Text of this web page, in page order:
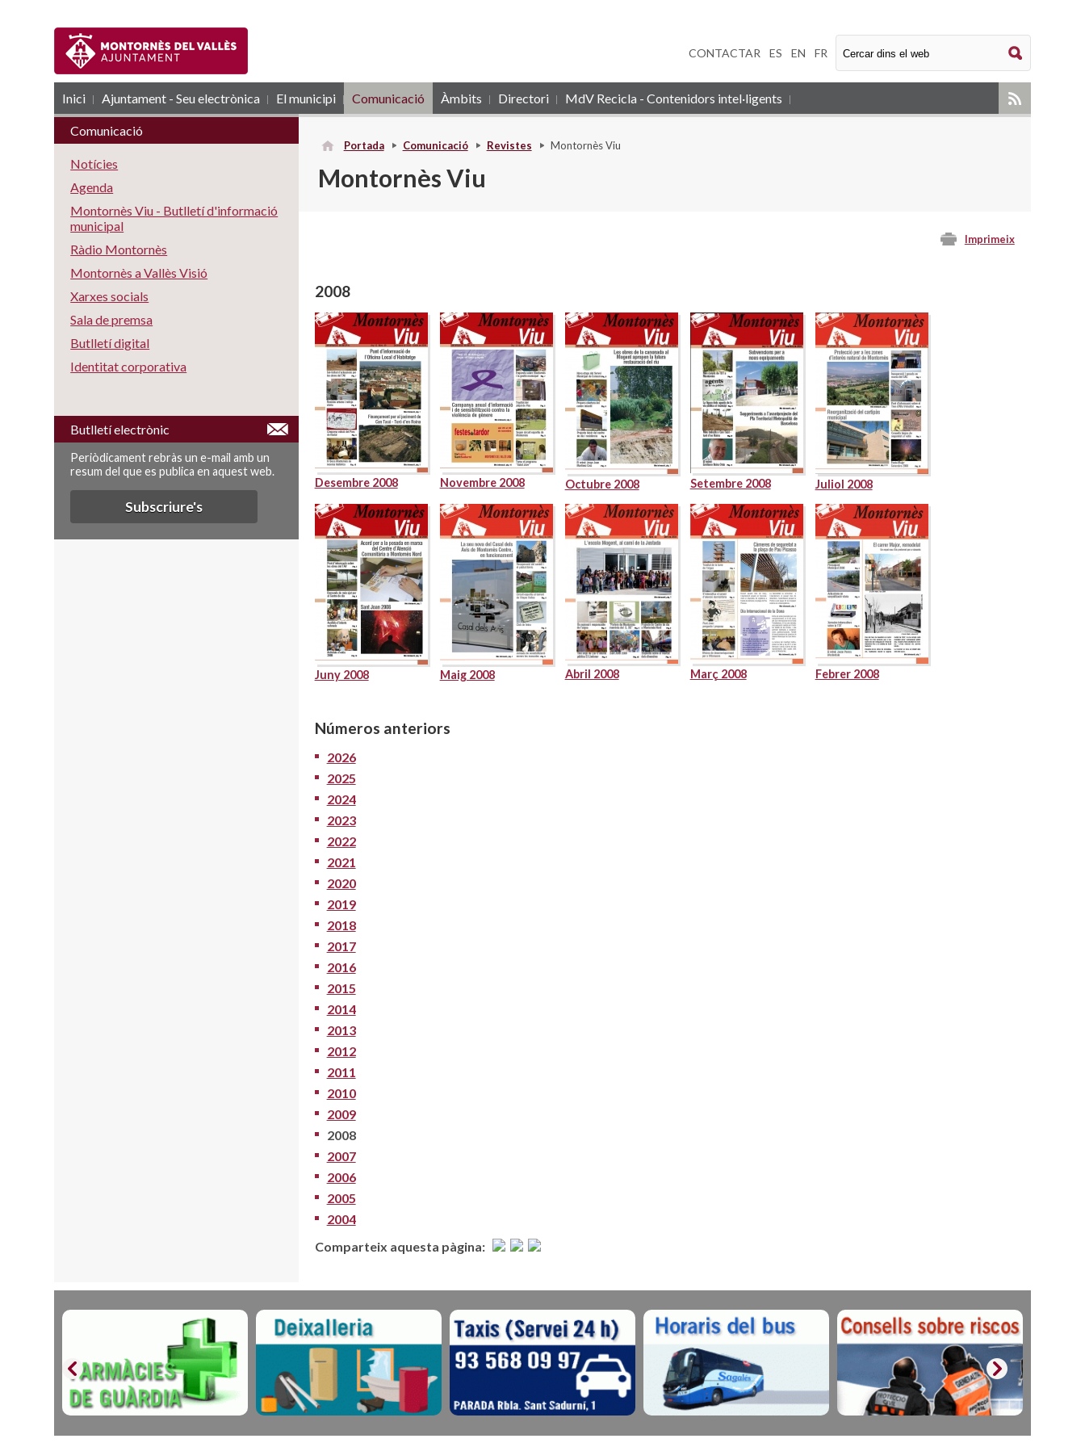
CONTACTAR ES EN FR
Inici Ajuntament - Seu electrònica El municipi Comunicació Àmbits Directori MdV Recicla - Contenidors intel·ligents
RSS
Portada Comunicació Revistes Montornès Viu
Montornès Viu
Imprimeix
2008
Desembre 2008 Novembre 2008 Octubre 2008 Setembre 2008 Juliol 2008
Juny 2008 Maig 2008 Abril 2008 Març 2008 Febrer 2008
Números anteriors
2026
2025
2024
2023
2022
2021
2020
2019
2018
2017
2016
2015
2014
2013
2012
2011
2010
2009
2008
2007
2006
2005
2004
Comparteix aquesta pàgina:
Comunicació
Notícies
Agenda
Montornès Viu - Butlletí d'informació
municipal
Ràdio Montornès
Montornès a Vallès Visió
Xarxes socials
Sala de premsa
Butlletí digital
Identitat corporativa
Butlletí electrònic
Periòdicament rebràs un e-mail amb un
resum del que es publica en aquest web.
Subscriure's